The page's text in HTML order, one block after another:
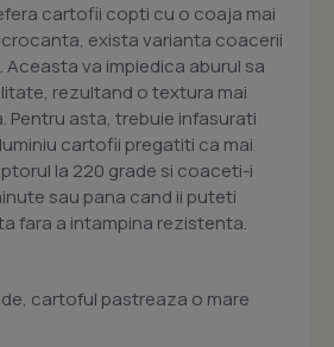
cartofii copti cu o coaja mai
exista varianta coacerii
Aceasta va impiedica aburul sa
rezultand o textura mai
Pentru asta, trebuie infasurati
cartofii pregatiti ca mai
la 220 grade si coaceti-i
sau pana cand ii puteti
fara a intampina rezistenta.
cartoful pastreaza o mare